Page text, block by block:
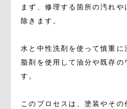
まず、修理する箇所の汚れや
除きます。
水と中性洗剤を使って慎重に
脂剤を使用して油分や既存の
す。
このプロセスは、塗装やその